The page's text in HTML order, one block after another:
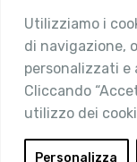
Utilizziamo i
di navigazione,
personalizzati e
Cliccando
utilizzo dei
Personalizza
Chi siamo
Attività
Contatti
Area
Login